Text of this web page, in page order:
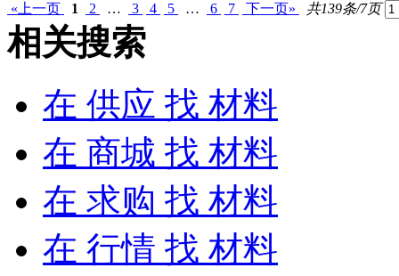
«上一页 1 2 … 3 4 5 … 6 7 下一页» 共139条/7页
相关搜索
在 供应 找 材料
在 商城 找 材料
在 求购 找 材料
在 行情 找 材料